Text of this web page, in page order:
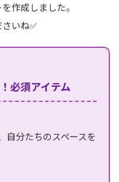
作成しました。
いね✅
必須アイテム
自分たちのスペースを